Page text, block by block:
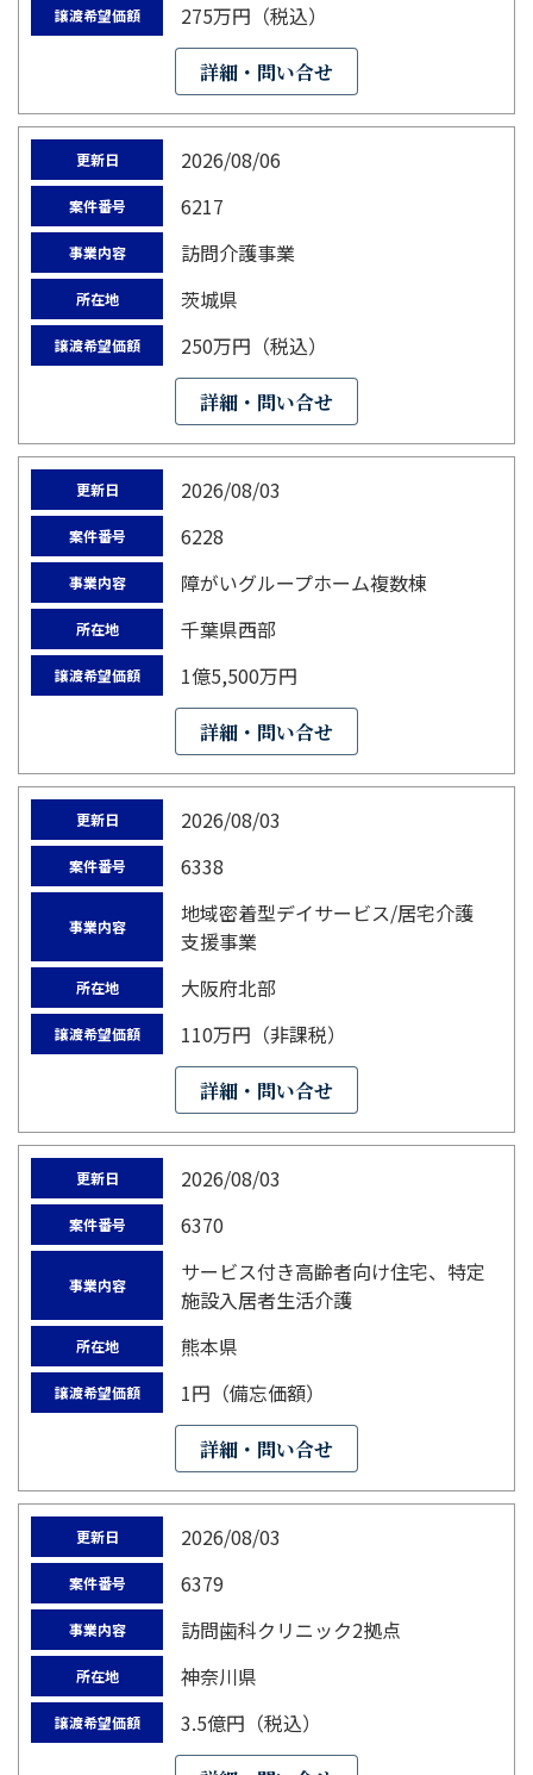
譲渡希望価額 275万円（税込）
詳細・問い合せ
更新日 2026/08/06
案件番号 6217
事業内容 訪問介護事業
所在地 茨城県
譲渡希望価額 250万円（税込）
詳細・問い合せ
更新日 2026/08/03
案件番号 6228
事業内容 障がいグループホーム複数棟
所在地 千葉県西部
譲渡希望価額 1億5,500万円
詳細・問い合せ
更新日 2026/08/03
案件番号 6338
事業内容
地域密着型デイサービス/居宅介護
支援事業
所在地 大阪府北部
譲渡希望価額 110万円（非課税）
詳細・問い合せ
更新日 2026/08/03
案件番号 6370
事業内容
サービス付き高齢者向け住宅、特定
施設入居者生活介護
所在地 熊本県
譲渡希望価額 1円（備忘価額）
詳細・問い合せ
更新日 2026/08/03
案件番号 6379
事業内容 訪問歯科クリニック2拠点
所在地 神奈川県
譲渡希望価額 3.5億円（税込）